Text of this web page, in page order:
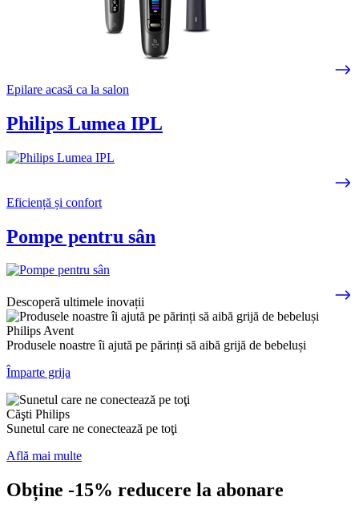
Epilare acasă ca la salon
Philips Lumea IPL
Eficiență și confort
Pompe pentru sân
Descoperă ultimele inovații
Philips Avent
Produsele noastre îi ajută pe părinți să aibă grijă de bebeluși
Împarte grija
Căşti Philips
Sunetul care ne conectează pe toţi
Află mai multe
Obține -15% reducere la abonare